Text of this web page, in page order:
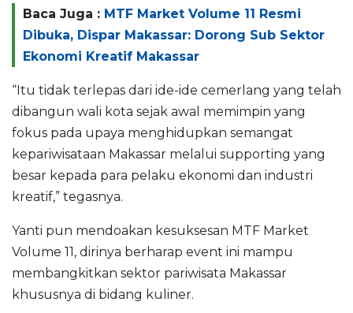
Baca Juga : MTF Market Volume 11 Resmi
Dibuka, Dispar Makassar: Dorong Sub Sektor
Ekonomi Kreatif Makassar
“Itu tidak terlepas dari ide-ide cemerlang yang telah
dibangun wali kota sejak awal memimpin yang
fokus pada upaya menghidupkan semangat
kepariwisataan Makassar melalui supporting yang
besar kepada para pelaku ekonomi dan industri
kreatif,” tegasnya.
Yanti pun mendoakan kesuksesan MTF Market
Volume 11, dirinya berharap event ini mampu
membangkitkan sektor pariwisata Makassar
khususnya di bidang kuliner.